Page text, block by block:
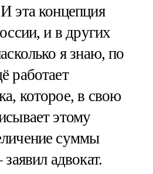
эта концепция
и в других
я знаю, по
работает
которое, в свою
этому
суммы
адвокат.